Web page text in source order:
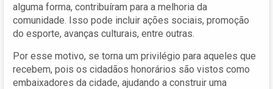
alguma forma, contribuíram para a melhoria da
comunidade. Isso pode incluir ações sociais, promoção
do esporte, avanças culturais, entre outras.
Por esse motivo, se torna um privilégio para aqueles que
recebem, pois os cidadãos honorários são vistos como
embaixadores da cidade, ajudando a construir uma